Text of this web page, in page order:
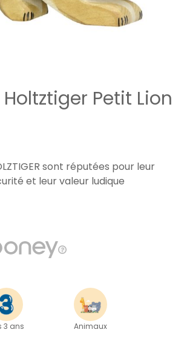
Petit Lion
sont réputées pour leur
et leur valeur ludique
3 ans Animaux